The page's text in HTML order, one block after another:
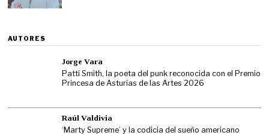
AUTORES
Jorge Vara
Patti Smith, la poeta del punk reconocida con el Premio
Princesa de Asturias de las Artes 2026
Raúl Valdivia
‘Marty Supreme’ y la codicia del sueño americano